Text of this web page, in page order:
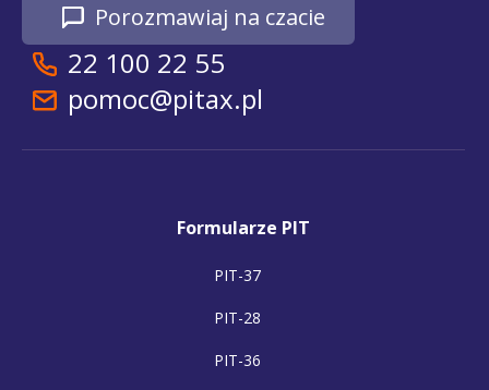
Porozmawiaj na czacie
22 100 22 55
pomoc@pitax.pl
Formularze PIT
PIT-37
PIT-28
PIT-36